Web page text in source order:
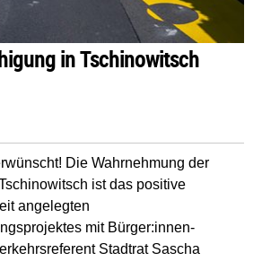
in Tschinowitsch
Die Wahrnehmung der
ist das positive
angelegten
mit Bürger:innen-
Stadtrat Sascha